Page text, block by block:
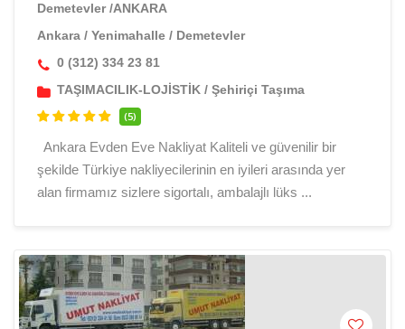
Demetevler /ANKARA
Ankara / Yenimahalle / Demetevler
0 (312) 334 23 81
TAŞIMACILIK-LOJİSTİK / Şehiriçi Taşıma
(5)
Ankara Evden Eve Nakliyat Kaliteli ve güvenilir bir
şekilde Türkiye nakliyecilerinin en iyileri arasında yer
alan firmamız sizlere sigortalı, ambalajlı lüks ...